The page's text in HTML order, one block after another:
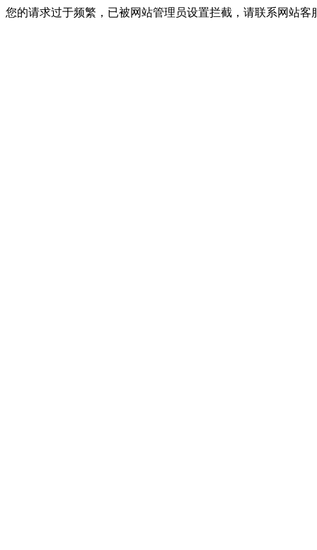
您的请求过于频繁，已被网站管理员设置拦截，请联系网站客